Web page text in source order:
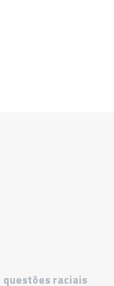
questões raciais